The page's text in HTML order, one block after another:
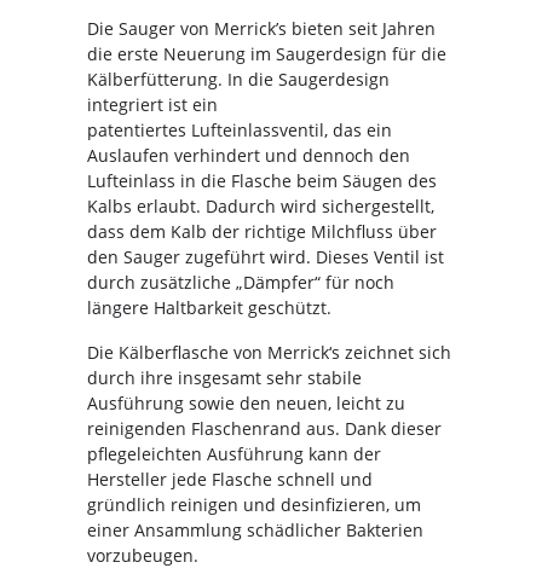
Die Sauger von Merrick’s bieten seit Jahren
die erste Neuerung im Saugerdesign für die
Kälberfütterung. In die Saugerdesign
integriert ist ein
patentiertes Lufteinlassventil, das ein
Auslaufen verhindert und dennoch den
Lufteinlass in die Flasche beim Säugen des
Kalbs erlaubt. Dadurch wird sichergestellt,
dass dem Kalb der richtige Milchfluss über
den Sauger zugeführt wird. Dieses Ventil ist
durch zusätzliche „Dämpfer“ für noch
längere Haltbarkeit geschützt.
Die Kälberflasche von Merrick‘s zeichnet sich
durch ihre insgesamt sehr stabile
Ausführung sowie den neuen, leicht zu
reinigenden Flaschenrand aus. Dank dieser
pflegeleichten Ausführung kann der
Hersteller jede Flasche schnell und
gründlich reinigen und desinfizieren, um
einer Ansammlung schädlicher Bakterien
vorzubeugen.